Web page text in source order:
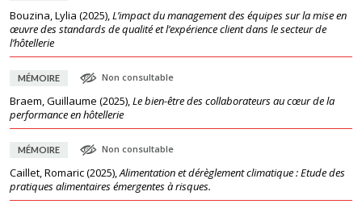
Bouzina, Lylia (2025),L’impact du management des équipes sur la mise en
œuvre des standards de qualité et l’expérience client dans le secteur de
l’hôtellerie
MÉMOIRE Non consultable
Braem, Guillaume (2025),Le bien-être des collaborateurs au cœur de la
performance en hôtellerie
MÉMOIRE Non consultable
Caillet, Romaric(2025),Alimentation et dérèglement climatique : Etude des
pratiques alimentaires émergentes à risques.